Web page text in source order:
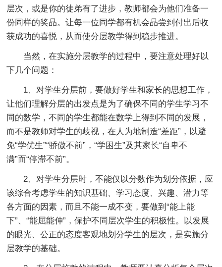
层次，或是你的徒弟有了进步，教师都会为他们准备一
份同样的奖品。让每一位同学都有机会品尝到付出后收
获成功的喜悦，从而使分层教学得到稳步推进。
当然，在实施分层教学的过程中，要注意处理好以
下几个问题：
1、对学生分层前，要做好学生和家长的思想工作，
让他们理解分层的出发点是为了确保不同的学生学习不
同的数学，不同的学生都能在数学上得到不同的发展，
而不是教师对学生的歧视，在人为地制造“差距”，以避
免“学优生”“骄傲不前”，“学困生”及其家长“自卑不
满”而“停滞不前”。
2、对学生分层时，不能仅以分数作为划分依据，应
该综合考虑学生的知识基础、学习态度、兴趣、潜力等
各方面的因素，而且不能一成不变，要做到“能上能
下”、“能屈能伸”，保护不同层次学生的积极性。以发展
的眼光、公正的态度客观地划分学生的层次，是实施分
层教学的基础。